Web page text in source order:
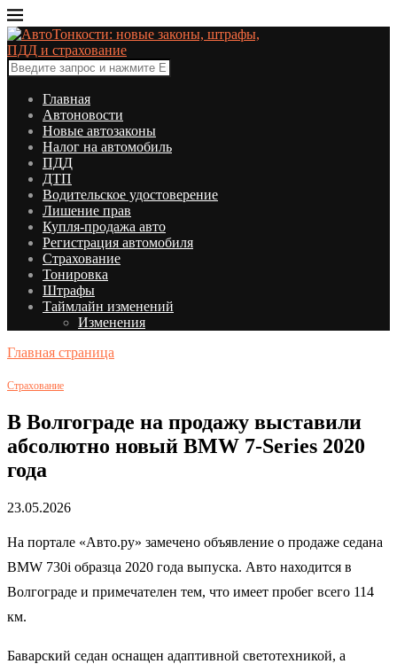
Главная
Автоновости
Новые автозаконы
Налог на автомобиль
ПДД
ДТП
Водительское удостоверение
Лишение прав
Купля-продажа авто
Регистрация автомобиля
Страхование
Тонировка
Штрафы
Таймлайн изменений
Изменения
Главная страница
Страхование
В Волгограде на продажу выставили
абсолютно новый BMW 7-Series 2020
года
23.05.2026
На портале «Авто.ру» замечено объявление о продаже седана
BMW 730i образца 2020 года выпуска. Авто находится в
Волгограде и примечателен тем, что имеет пробег всего 114
км.
Баварский седан оснащен адаптивной светотехникой, а